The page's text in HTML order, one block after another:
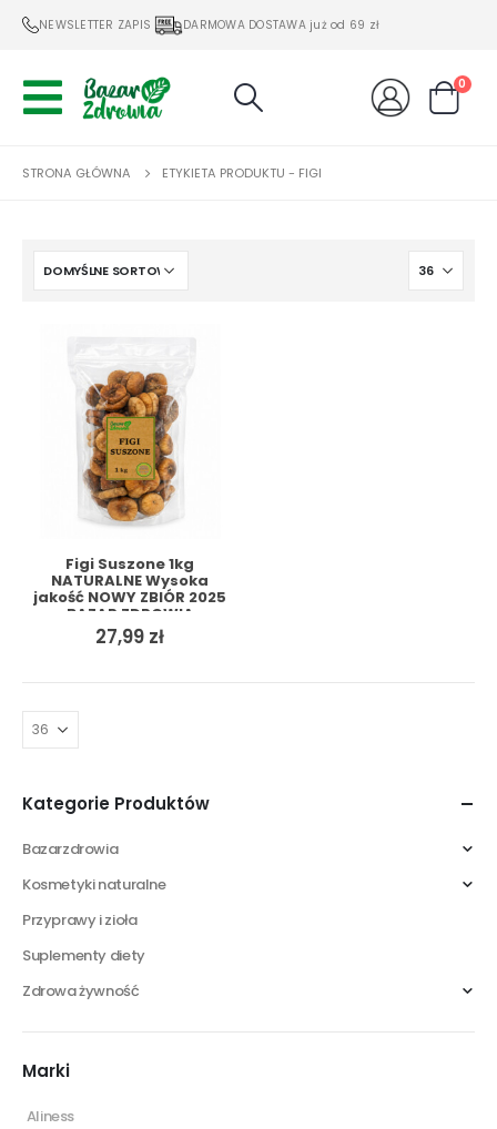
NEWSLETTER ZAPIS DARMOWA DOSTAWA już od 69 zł
0
STRONA GŁÓWNA ETYKIETA PRODUKTU - FIGI
Figi Suszone 1kg
NATURALNE Wysoka
jakość NOWY ZBIÓR 2025
– BAZAR ZDROWIA +
GRATIS
27,99 zł
Kategorie Produktów
Bazarzdrowia
Kosmetyki naturalne
Przyprawy i zioła
Suplementy diety
Zdrowa żywność
Marki
Aliness